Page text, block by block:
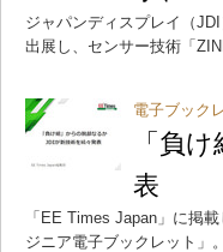
ジャパンディスプレイ（
出展し、センサー技術「
電子ブック
「負
表
「EE Times Japan」に掲
ジニア電子ブックレット」